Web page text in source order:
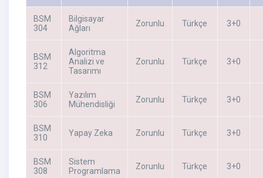
BSM
304
Bilgisayar
Ağları
Zorunlu Türkçe 3+0
BSM
312
Algoritma
Analizi ve
Tasarımı
Zorunlu Türkçe 3+0
BSM
306
Yazılım
Mühendisliği
Zorunlu Türkçe 3+0
BSM
310
Yapay Zeka Zorunlu Türkçe 3+0
BSM
308
Sistem
Programlama
Zorunlu Türkçe 3+0